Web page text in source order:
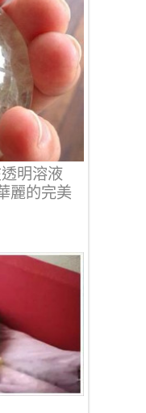
明溶液
麗的完美